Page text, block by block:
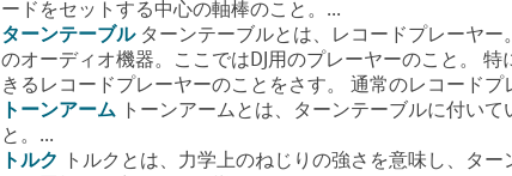
ードをセットする中心の軸棒のこと。...
ターンテーブル ターンテーブルとは、レコードプレーヤ
のオーディオ機器。ここではDJ用のプレーヤーのこと。 特
きるレコードプレーヤーのことをさす。 通常のレコード
トーンアーム
トーンアームとは、ターンテーブルに付い
と。...
トルク
トルクとは、力学上のねじりの強さを意味し、タ